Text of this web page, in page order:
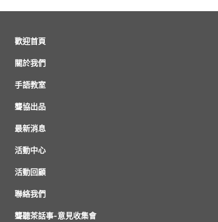
歡迎首頁
關於我們
手語教室
聾協出品
最新消息
活動中心
活動回顧
聯絡我們
聾聽茶話事-意見收集會